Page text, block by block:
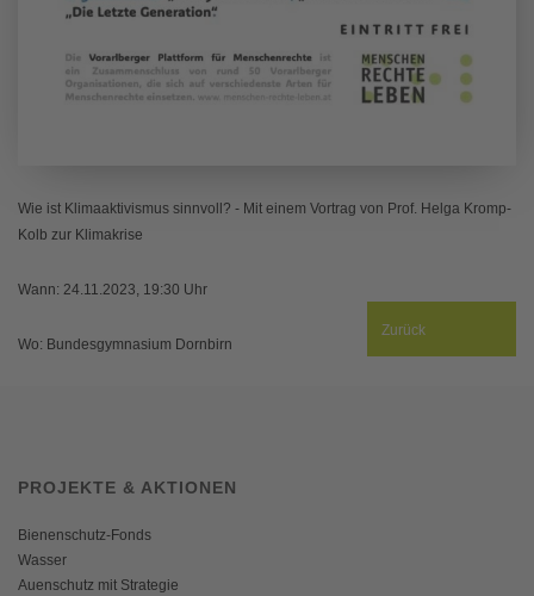
Wie ist Klimaaktivismus sinnvoll? - Mit einem Vortrag von Prof. Helga Kromp-
Kolb zur Klimakrise
Wann: 24.11.2023, 19:30 Uhr
Wo: Bundesgymnasium Dornbirn
Zurück
PROJEKTE & AKTIONEN
Bienenschutz-Fonds
Wasser
Auenschutz mit Strategie